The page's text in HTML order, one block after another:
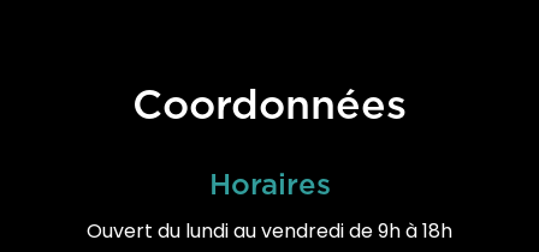
Coordonnées
Horaires
Ouvert du lundi au vendredi de 9h à 18h